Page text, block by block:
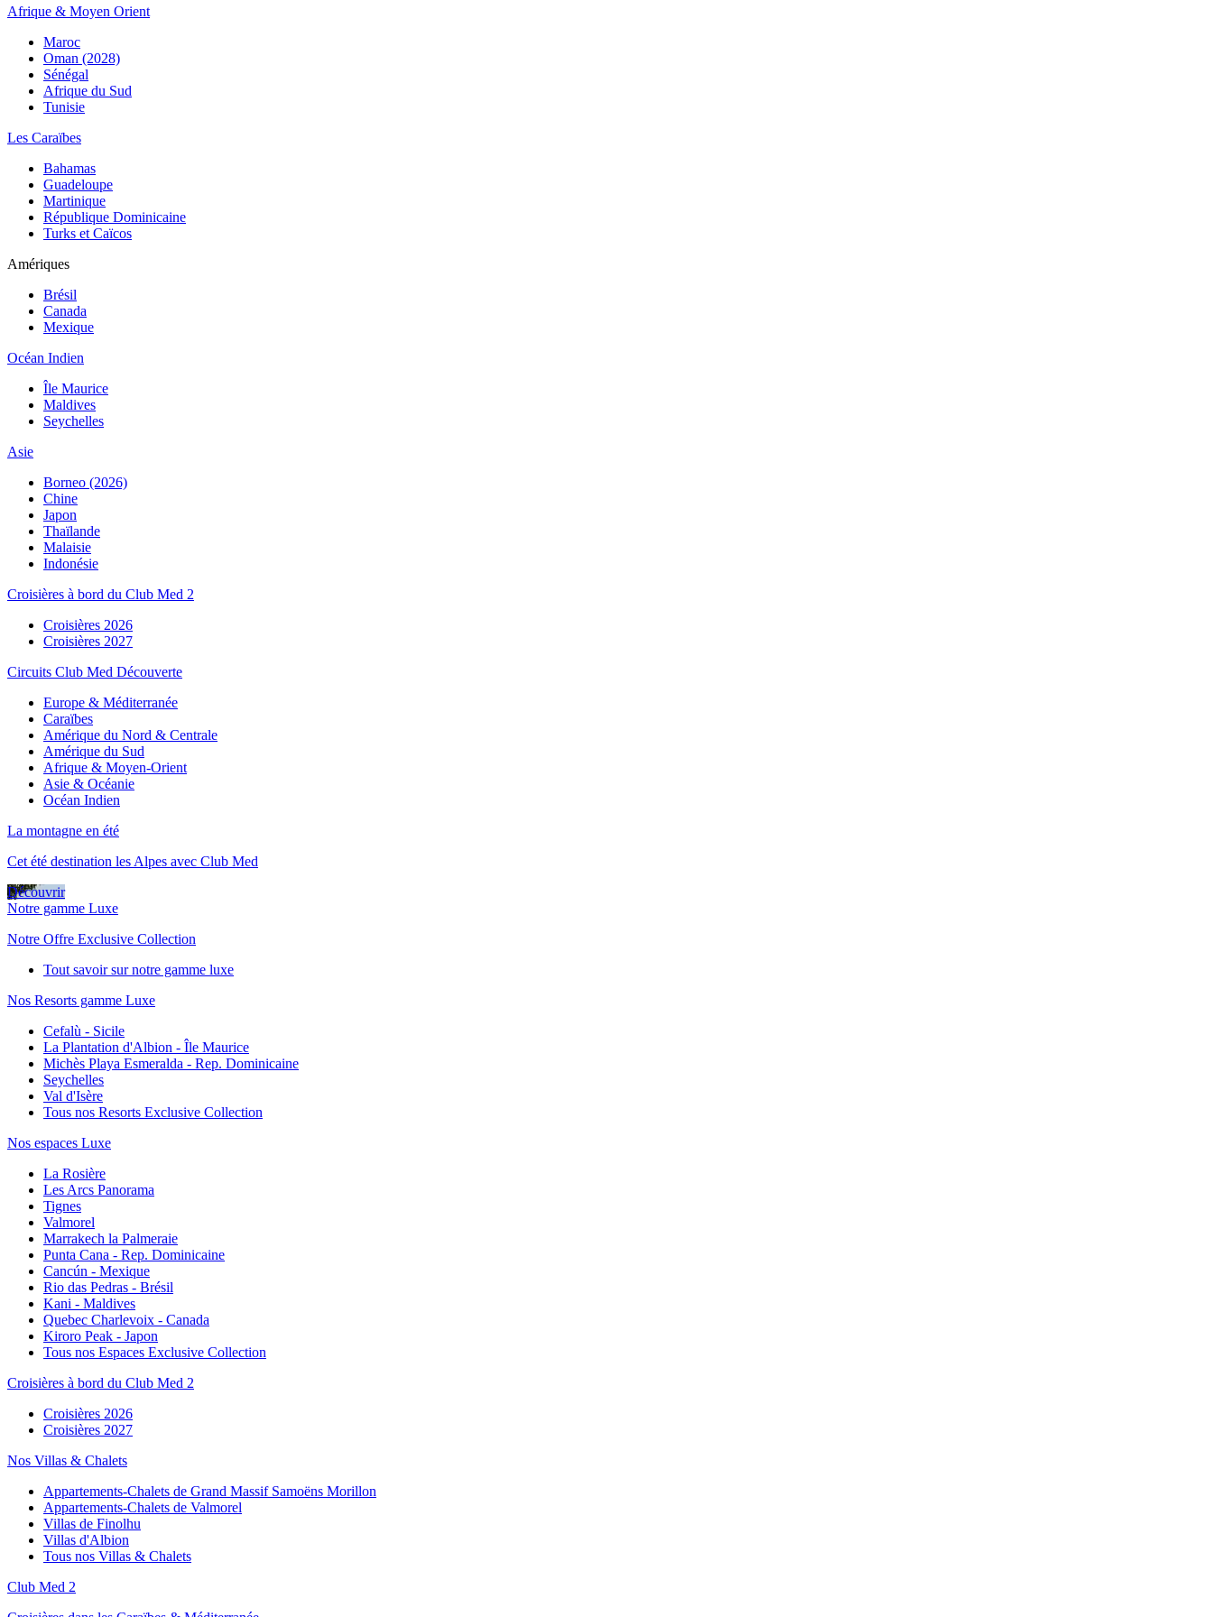
Afrique & Moyen Orient
Maroc
Oman (2028)
Sénégal
Afrique du Sud
Tunisie
Les Caraïbes
Bahamas
Guadeloupe
Martinique
République Dominicaine
Turks et Caïcos
Amériques
Brésil
Canada
Mexique
Océan Indien
Île Maurice
Maldives
Seychelles
Asie
Borneo (2026)
Chine
Japon
Thaïlande
Malaisie
Indonésie
Croisières à bord du Club Med 2
Croisières 2026
Croisières 2027
Circuits Club Med Découverte
Europe & Méditerranée
Caraïbes
Amérique du Nord & Centrale
Amérique du Sud
Afrique & Moyen-Orient
Asie & Océanie
Océan Indien
La montagne en été
Cet été destination les Alpes avec Club Med
Découvrir
Notre gamme Luxe
Notre Offre Exclusive Collection
Tout savoir sur notre gamme luxe
Nos Resorts gamme Luxe
Cefalù - Sicile
La Plantation d'Albion - Île Maurice
Michès Playa Esmeralda - Rep. Dominicaine
Seychelles
Val d'Isère
Tous nos Resorts Exclusive Collection
Nos espaces Luxe
La Rosière
Les Arcs Panorama
Tignes
Valmorel
Marrakech la Palmeraie
Punta Cana - Rep. Dominicaine
Cancún - Mexique
Rio das Pedras - Brésil
Kani - Maldives
Quebec Charlevoix - Canada
Kiroro Peak - Japon
Tous nos Espaces Exclusive Collection
Croisières à bord du Club Med 2
Croisières 2026
Croisières 2027
Nos Villas & Chalets
Appartements-Chalets de Grand Massif Samoëns Morillon
Appartements-Chalets de Valmorel
Villas de Finolhu
Villas d'Albion
Tous nos Villas & Chalets
Club Med 2